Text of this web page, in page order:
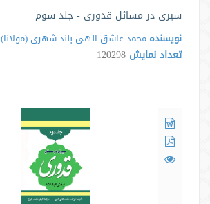
سیری در مسائل قدوری - جلد سوم
نویسنده محمد عاشق الهى بلند شهرى ‌(مولانا)
تعداد نمایش 120298